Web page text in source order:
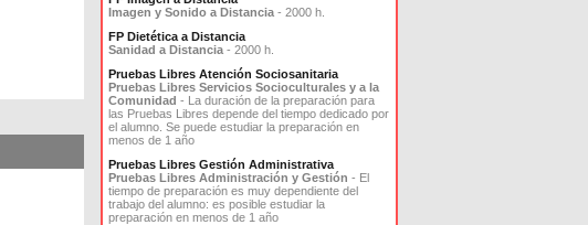
Imagen y Sonido a Distancia - 2000 h.
FP Dietética a Distancia
Sanidad a Distancia - 2000 h.
Pruebas Libres Atención Sociosanitaria
Pruebas Libres Servicios Socioculturales y a la
Comunidad - La duración de la preparación para
las Pruebas Libres depende del tiempo dedicado por
el alumno. Se puede estudiar la preparación en
menos de 1 año
Pruebas Libres Gestión Administrativa
Pruebas Libres Administración y Gestión - El
tiempo de preparación es muy dependiente del
trabajo del alumno: es posible estudiar la
preparación en menos de 1 año